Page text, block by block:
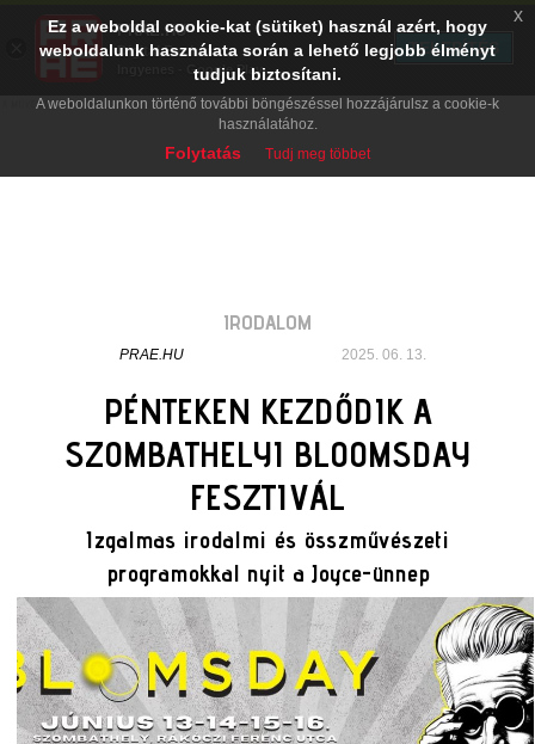
IRODALOM
PRAE.HU 2025. 06. 13.
PÉNTEKEN KEZDŐDIK A
SZOMBATHELYI BLOOMSDAY
FESZTIVÁL
Izgalmas irodalmi és összművészeti
programokkal nyit a Joyce-ünnep
Ez a weboldal cookie-kat (sütiket) használ azért, hogy
weboldalunk használata során a lehető legjobb élményt
tudjuk biztosítani.
A weboldalunkon történő további böngészéssel hozzájárulsz a cookie-k
használatához.
Folytatás Tudj meg többet
x
PRAE.HU
Digital Evolution
Ingyenes - Google Play
TELEPÍTÉS